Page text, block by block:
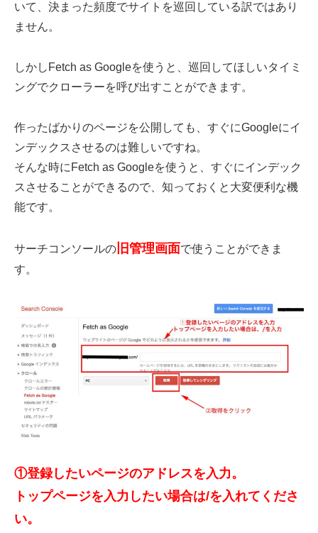
いて、決まった頻度でサイトを巡回している訳ではあり
ません。
しかしFetch as Googleを使うと、巡回してほしいタイミ
ングでクローラーを呼び出すことができます。
作ったばかりのページを公開しても、すぐにGoogleにイ
ンデックスさせるのは難しいですね。
そんな時にFetch as Googleを使うと、すぐにインデック
スさせることができるので、知っておくと大変便利な機
能です。
サーチコンソールの 旧管理画面で使うことができま
す。
①登録したいページのアドレスを入力。
トップページを入力したい場合は/を入れてくださ
い。